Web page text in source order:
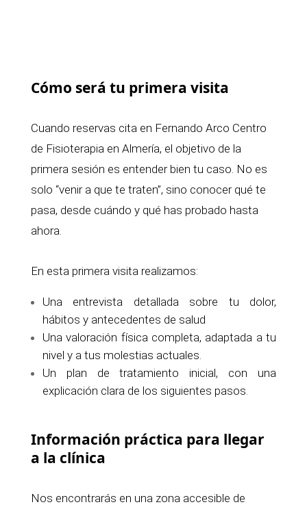
Cómo será tu primera visita
Cuando reservas cita en Fernando Arco Centro
de Fisioterapia en Almería, el objetivo de la
primera sesión es entender bien tu caso. No es
solo “venir a que te traten”, sino conocer qué te
pasa, desde cuándo y qué has probado hasta
ahora.
En esta primera visita realizamos:
Una entrevista detallada sobre tu dolor,
hábitos y antecedentes de salud
Una valoración física completa, adaptada a tu
nivel y a tus molestias actuales.
Un plan de tratamiento inicial, con una
explicación clara de los siguientes pasos.
Información práctica para llegar
a la clínica
Nos encontrarás en una zona accesible de